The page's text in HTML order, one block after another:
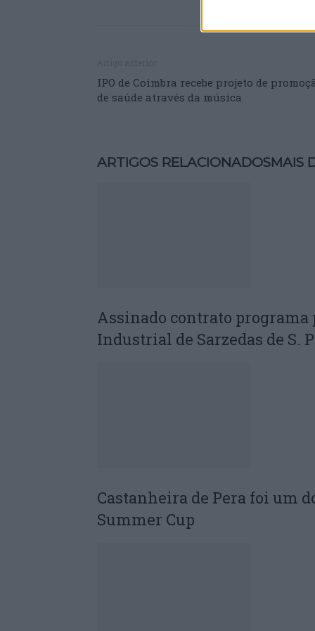
IPO de Coimbra recebe projeto de
de saúde através da música
ARTIGOS RELACIONADOSMAIS
Assinado contrato programa
Industrial de Sarzedas de S.
Castanheira de Pera foi um
Summer Cup